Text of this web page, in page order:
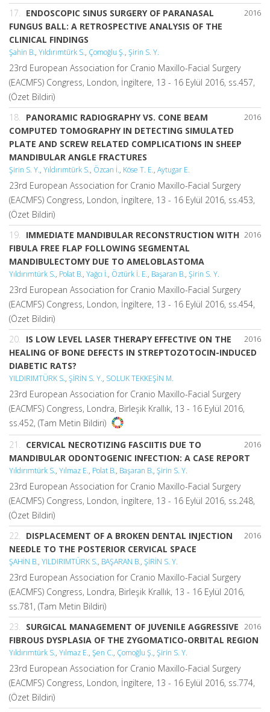
2016
17. ENDOSCOPIC SINUS SURGERY OF PARANASAL
FUNGUS BALL: A RETROSPECTIVE ANALYSIS OF THE
CLINICAL FINDINGS
Şahin B., Yıldırımtürk S., Çomoğlu Ş., Şirin S. Y.
23rd European Association for Cranio Maxillo-Facial Surgery
(EACMFS) Congress, London, İngiltere, 13 - 16 Eylül 2016, ss.457,
(Özet Bildiri)
2016
18. PANORAMIC RADIOGRAPHY VS. CONE BEAM
COMPUTED TOMOGRAPHY IN DETECTING SIMULATED
PLATE AND SCREW RELATED COMPLICATIONS IN SHEEP
MANDIBULAR ANGLE FRACTURES
Şirin S. Y., Yıldırımtürk S., Özcan İ., Köse T. E., Aytugar E.
23rd European Association for Cranio Maxillo-Facial Surgery
(EACMFS) Congress, London, İngiltere, 13 - 16 Eylül 2016, ss.453,
(Özet Bildiri)
2016
19. IMMEDIATE MANDIBULAR RECONSTRUCTION WITH
FIBULA FREE FLAP FOLLOWING SEGMENTAL
MANDIBULECTOMY DUE TO AMELOBLASTOMA
Yıldırımtürk S., Polat B., Yağcı İ., Öztürk İ. E., Başaran B., Şirin S. Y.
23rd European Association for Cranio Maxillo-Facial Surgery
(EACMFS) Congress, London, İngiltere, 13 - 16 Eylül 2016, ss.454,
(Özet Bildiri)
2016
20. IS LOW LEVEL LASER THERAPY EFFECTIVE ON THE
HEALING OF BONE DEFECTS IN STREPTOZOTOCIN-INDUCED
DIABETIC RATS?
YILDIRIMTÜRK S., ŞİRİN S. Y., SOLUK TEKKEŞİN M.
23rd European Association for Cranio Maxillo-Facial Surgery
(EACMFS) Congress, Londra, Birleşik Krallık, 13 - 16 Eylül 2016,
ss.452, (Tam Metin Bildiri)
2016
21. CERVICAL NECROTIZING FASCIITIS DUE TO
MANDIBULAR ODONTOGENIC INFECTION: A CASE REPORT
Yıldırımtürk S., Yılmaz E., Polat B., Başaran B., Şirin S. Y.
23rd European Association for Cranio Maxillo-Facial Surgery
(EACMFS) Congress, London, İngiltere, 13 - 16 Eylül 2016, ss.248,
(Özet Bildiri)
2016
22. DISPLACEMENT OF A BROKEN DENTAL INJECTION
NEEDLE TO THE POSTERIOR CERVICAL SPACE
ŞAHİN B., YILDIRIMTÜRK S., BAŞARAN B., ŞİRİN S. Y.
23rd European Association for Cranio Maxillo-Facial Surgery
(EACMFS) Congress, Londra, Birleşik Krallık, 13 - 16 Eylül 2016,
ss.781, (Tam Metin Bildiri)
2016
23. SURGICAL MANAGEMENT OF JUVENILE AGGRESSIVE
FIBROUS DYSPLASIA OF THE ZYGOMATICO-ORBITAL REGION
Yıldırımtürk S., Yılmaz E., Şen C., Çomoğlu Ş., Şirin S. Y.
23rd European Association for Cranio Maxillo-Facial Surgery
(EACMFS) Congress, London, İngiltere, 13 - 16 Eylül 2016, ss.774,
(Özet Bildiri)